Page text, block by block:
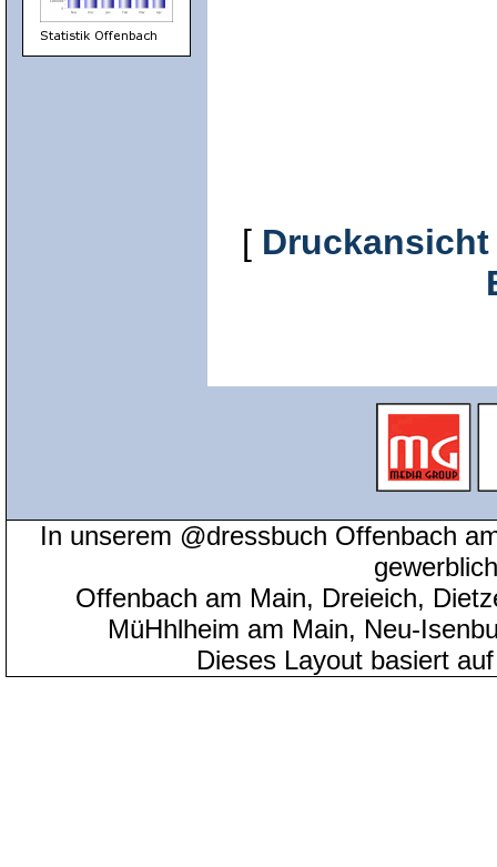
[ Druckansicht
In unserem @dressbuch Offenbach
Offenbach am Main, Dreieich,
MüHhlheim am Main, Neu-
Dieses Layout basiert